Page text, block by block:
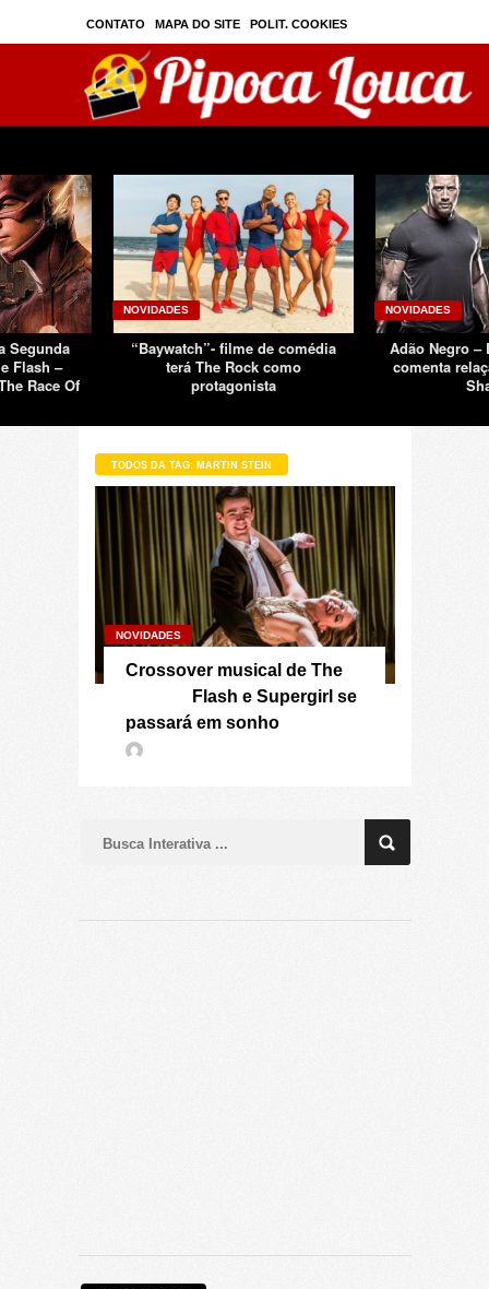
CONTATO MAPA DO SITE POLIT. COOKIES
PRIVAC./SEGURANÇA
Segunda
Flash –
Race Of
NOVIDADES
“Baywatch”- filme de comédia
terá The Rock como
protagonista
NOVIDADES
Adão Negro –
comenta
TODOS DA TAG: MARTIN STEIN
NOVIDADES
Crossover musical de The
Flash e Supergirl se
passará em sonho